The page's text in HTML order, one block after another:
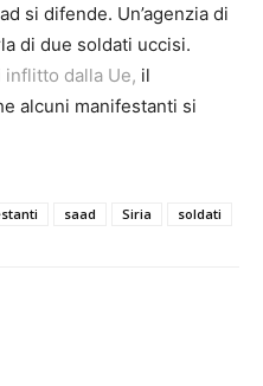
si difende. Un’agenzia di
di due soldati uccisi.
inflitto dalla Ue, il
alcuni manifestanti si
saad Siria soldati